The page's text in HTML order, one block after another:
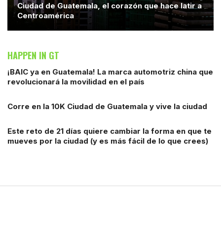
Ciudad de Guatemala, el corazón que hace latir a
Centroamérica
HAPPEN IN GT
¡BAIC ya en Guatemala! La marca automotriz china que
revolucionará la movilidad en el país
Corre en la 10K Ciudad de Guatemala y vive la ciudad
Este reto de 21 días quiere cambiar la forma en que te
mueves por la ciudad (y es más fácil de lo que crees)